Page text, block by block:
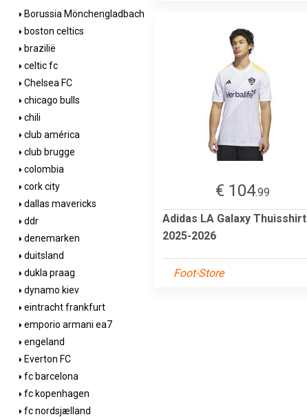
Borussia Mönchengladbach
boston celtics
brazilië
celtic fc
Chelsea FC
chicago bulls
chili
club américa
club brugge
colombia
cork city
dallas mavericks
ddr
denemarken
duitsland
dukla praag
dynamo kiev
eintracht frankfurt
emporio armani ea7
engeland
Everton FC
fc barcelona
fc kopenhagen
fc nordsjælland
€ 104.99
Adidas LA Galaxy Thuisshirt
2025-2026
Foot-Store